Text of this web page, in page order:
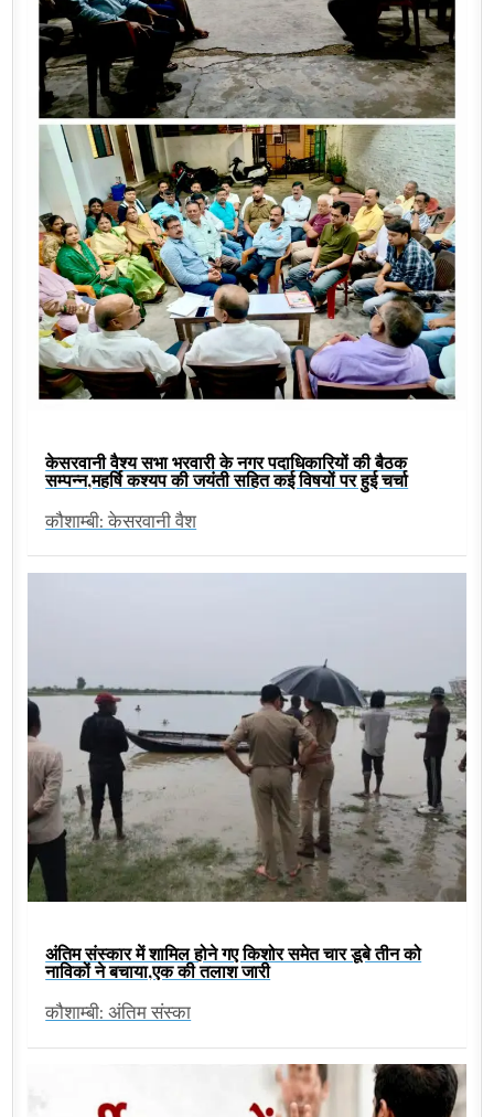
केसरवानी वैश्य सभा भरवारी के नगर पदाधिकारियों की बैठक
सम्पन्न,महर्षि कश्यप की जयंती सहित कई विषयों पर हुई चर्चा
कौशाम्बी: केसरवानी वैश
अंतिम संस्कार में शामिल होने गए किशोर समेत चार डूबे तीन को
नाविकों ने बचाया,एक की तलाश जारी
कौशाम्बी: अंतिम संस्का